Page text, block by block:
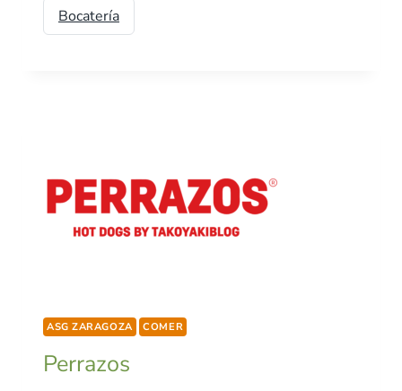
Bocatería
ASG ZARAGOZA COMER
Perrazos